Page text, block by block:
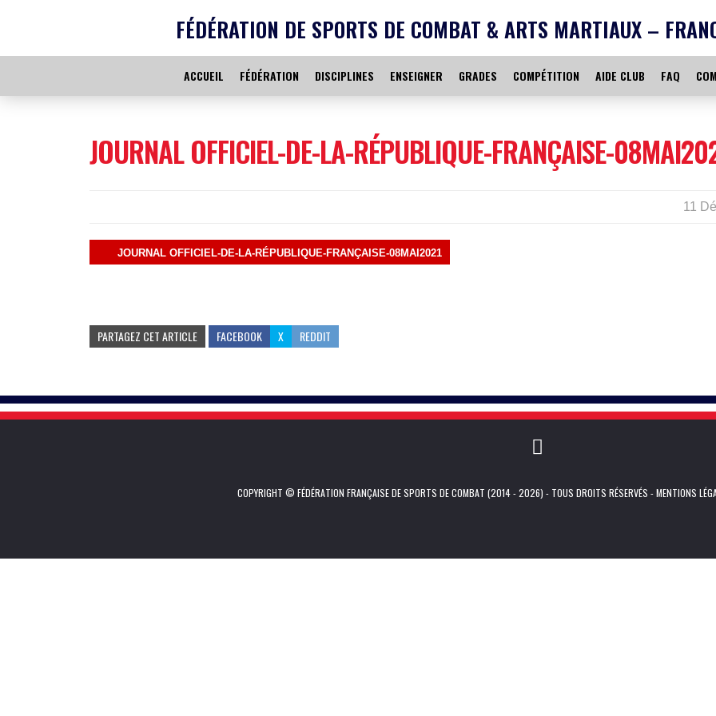
FÉDÉRATION DE SPORTS DE COMBAT & ARTS MARTIAUX –
ACCUEIL FÉDÉRATION DISCIPLINES ENSEIGNER GRADES COMPÉTITION AIDE CLUB FAQ
JOURNAL OFFICIEL-DE-LA-RÉPUBLIQUE-FRANÇAISE-
11
JOURNAL OFFICIEL-DE-LA-RÉPUBLIQUE-FRANÇAISE-08MAI2021
PARTAGEZ CET ARTICLE FACEBOOK X REDDIT
COPYRIGHT © FÉDÉRATION FRANÇAISE DE SPORTS DE COMBAT (2014 - 2026) - TOUS DROITS RÉSERVÉS -MENTIONS